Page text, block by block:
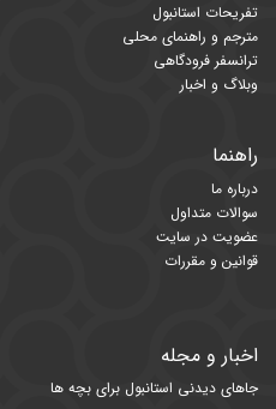
تفریحات استانبول
مترجم و راهنمای محلی
ترانسفر فرودگاهی
وبلاگ و اخبار
راهنما
درباره ما
سوالات متداول
عضویت در سایت
قوانین و مقررات
اخبار و مجله
جاهای دیدنی استانبول برای بچه ها